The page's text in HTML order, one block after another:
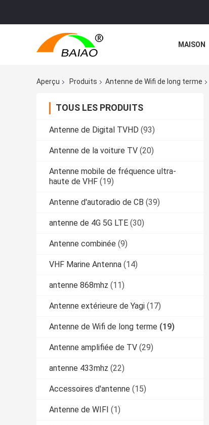
MAISON
Aperçu
Produits Antenne de Wifi de long terme
TOUS LES PRODUITS
Antenne de Digital TVHD (93)
Antenne de la voiture TV (20)
Antenne mobile de fréquence ultra-
haute de VHF (19)
Antenne d'autoradio de CB (39)
antenne de 4G 5G LTE (30)
Antenne combinée (9)
VHF Marine Antenna (14)
antenne 868mhz (11)
Antenne extérieure de Yagi (17)
Antenne de Wifi de long terme (19)
Antenne amplifiée de TV (29)
antenne 433mhz (22)
Accessoires d'antenne (15)
Antenne de WIFI (1)